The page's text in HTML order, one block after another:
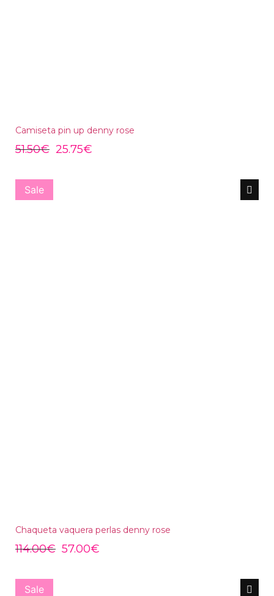
Camiseta pin up denny rose
51.50€ 25.75€
Sale
Chaqueta vaquera perlas denny rose
114.00€ 57.00€
Sale